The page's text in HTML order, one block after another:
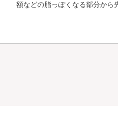
額などの脂っぽくなる部分から